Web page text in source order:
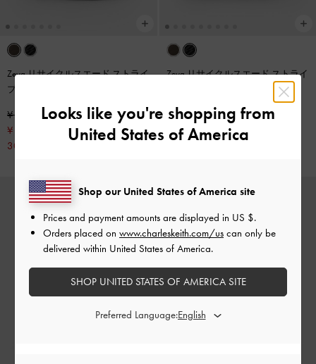
Zeya リサイクルスエード ストライ
プショルダーバッグ
¥ 12,900
¥ 9,030
30% OFF
Zeya リサイクルスエード ストライ
ノワール
¥ 12,900
¥ 9,030
Looks like you're shopping from
United States of America
Shop our United States of America site
Prices and payment amounts are displayed in US $.
Orders placed on www.charleskeith.com/us can only be
delivered within United States of America.
SHOP UNITED STATES OF AMERICA SITE
Preferred Language: